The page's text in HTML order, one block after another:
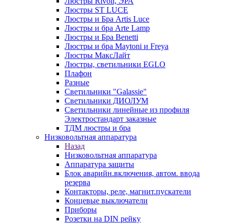
Люстры ST LUCE
Люстры и Бра Artis Luce
Люстры и бра Arte Lamp
Люстры и Бра Benetti
Люстры и бра Maytoni и Freya
Люстры МаксЛайт
Люстры, светильники EGLO
Плафон
Разные
Светильники "Galassie"
Светильники ДИОЛУМ
Светильники линейные из профиля
Электростандарт заказные
ТДМ люстры и бра
Низковольтная аппаратура
Назад
Низковольтная аппаратура
Аппаратура защиты
Блок аварийн.включения, автом. ввода
резерва
Контакторы, реле, магнит.пускатели
Концевые выключатели
Приборы
Розетки на DIN рейку